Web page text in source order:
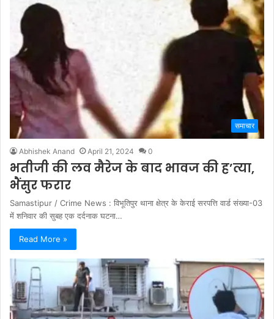
समाचार
Abhishek Anand April 21, 2024 0
भतीजी की लव मैरेज के बाद भावज की ह’त्या,
भैंसुर फरार
Samastipur / Crime News : विभूतिपुर थाना क्षेत्र के केराई सरपत्ति वार्ड संख्या-03
में शनिवार की सुबह एक दर्दनाक घटना…
Read More »